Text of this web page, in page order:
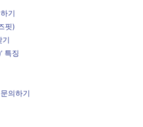
기
핏)
기
특징
의하기